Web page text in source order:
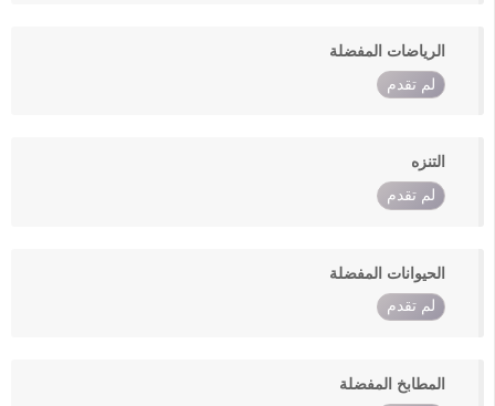
الرياضات المفضلة
لم تقدم
التنزه
لم تقدم
الحيوانات المفضلة
لم تقدم
المطابخ المفضلة